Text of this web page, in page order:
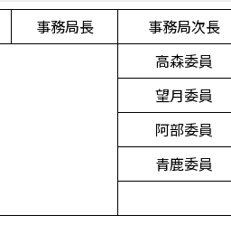
事務局長
事務局次長
高森委員
望月委員
阿部委員
青鹿委員